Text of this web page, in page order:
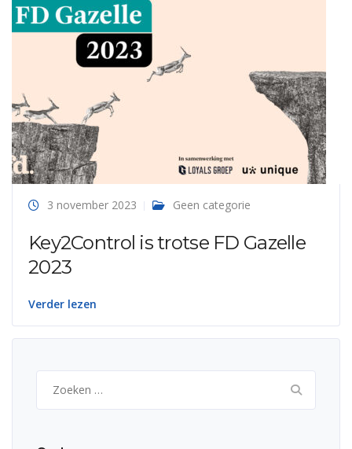
3 november 2023 Geen categorie
Key2Control is trotse FD Gazelle
2023
Verder lezen
naar: